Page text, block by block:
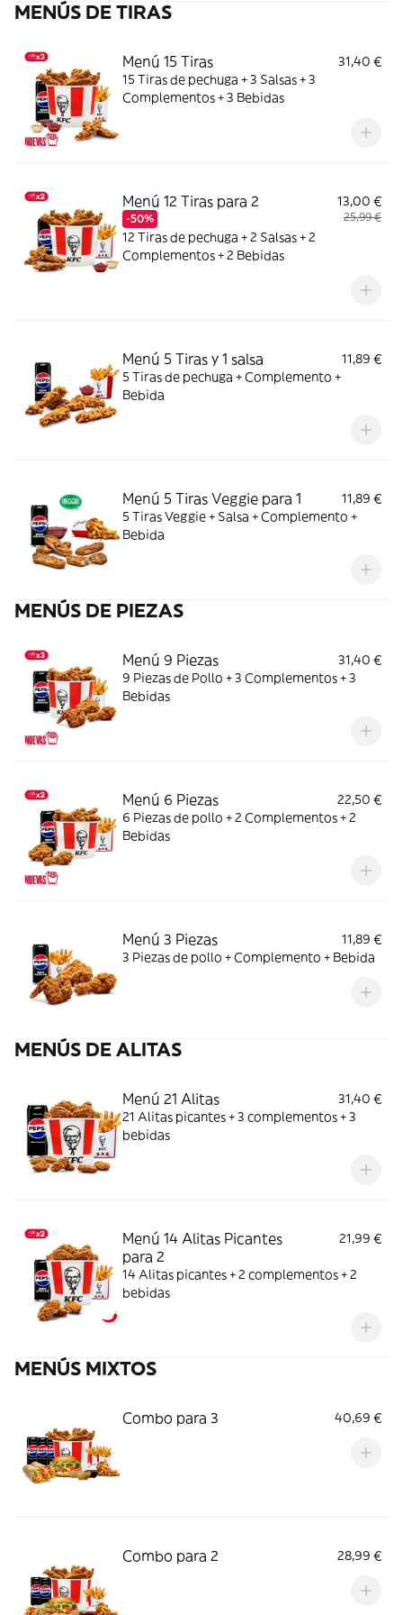
MENÚS DE TIRAS
Menú 15 Tiras
31,40 €
15 Tiras de pechuga + 3 Salsas + 3
Complementos + 3 Bebidas
Menú 12 Tiras para 2
-50%
13,00 €
25,99 €
12 Tiras de pechuga + 2 Salsas + 2
Complementos + 2 Bebidas
Menú 5 Tiras y 1 salsa
11,89 €
5 Tiras de pechuga + Complemento +
Bebida
Menú 5 Tiras Veggie para 1
11,89 €
5 Tiras Veggie + Salsa + Complemento +
Bebida
MENÚS DE PIEZAS
Menú 9 Piezas
31,40 €
9 Piezas de Pollo + 3 Complementos + 3
Bebidas
Menú 6 Piezas
22,50 €
6 Piezas de pollo + 2 Complementos + 2
Bebidas
Menú 3 Piezas
11,89 €
3 Piezas de pollo + Complemento + Bebida
MENÚS DE ALITAS
Menú 21 Alitas
31,40 €
21 Alitas picantes + 3 complementos + 3
bebidas
Menú 14 Alitas Picantes
para 2
21,99 €
14 Alitas picantes + 2 complementos + 2
bebidas
MENÚS MIXTOS
Combo para 3 40,69 €
Combo para 2 28,99 €